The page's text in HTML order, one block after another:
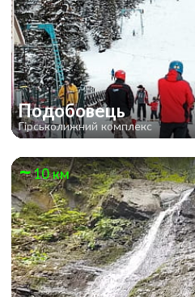
Подобовець
Гірськолижний комплекс
10 км